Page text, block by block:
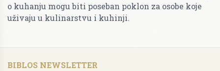
o kuhanju mogu biti poseban poklon za osobe koje
uživaju u kulinarstvu i kuhinji.
BIBLOS NEWSLETTER